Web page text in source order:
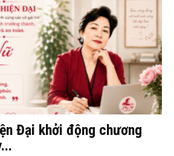
Đại khởi động chương